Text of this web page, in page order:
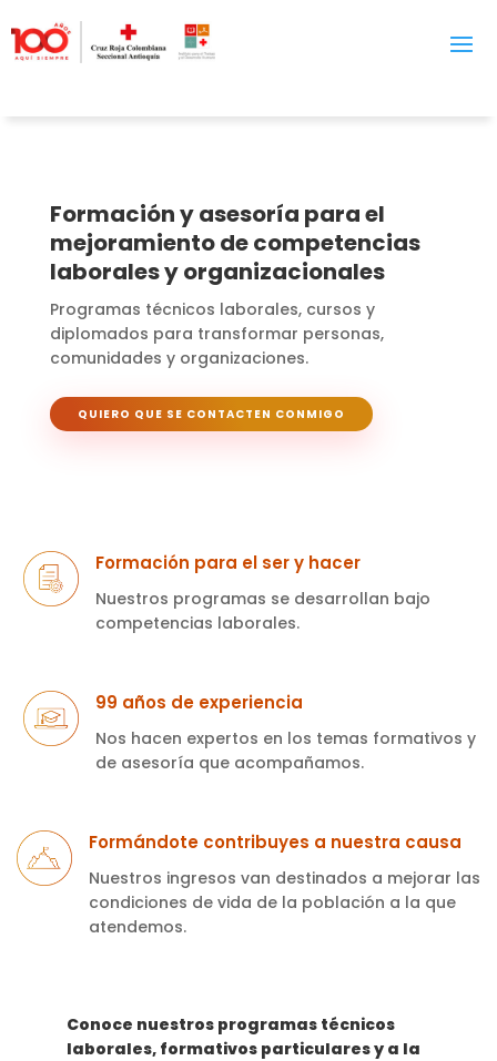
Formación y asesoría para el
mejoramiento de competencias
laborales y organizacionales
Programas técnicos laborales, cursos y
diplomados para transformar personas,
comunidades y organizaciones.
QUIERO QUE SE CONTACTEN CONMIGO
Formación para el ser y hacer
Nuestros programas se desarrollan bajo
competencias laborales.
99 años de experiencia
Nos hacen expertos en los temas formativos y
de asesoría que acompañamos.
Formándote contribuyes a nuestra causa
Nuestros ingresos van destinados a mejorar las
condiciones de vida de la población a la que
atendemos.
Conoce nuestros programas técnicos
laborales, formativos particulares y a la